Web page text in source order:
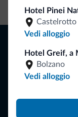
Hotel Pinei
Castelrotto
Vedi alloggio
Hotel Greif, a
Bolzano
Vedi alloggio